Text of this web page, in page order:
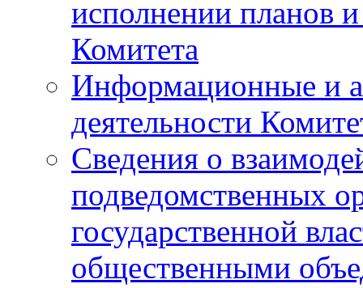
исполнении планов и
Комитета
Информационные и
деятельности
Сведения о
подведомственных
государственной
общественными